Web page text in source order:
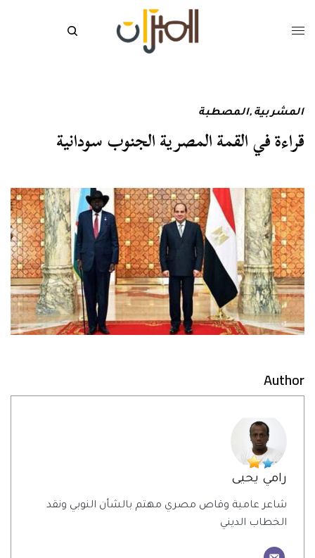
المشربية ,المصطبة
قراءة في القمة المصرية الجنوب سودانية
Author
رامي يحيى
شاعر عامية وقاص مصري مهتم بالشأن النوبي ونقد
الخطاب الديني